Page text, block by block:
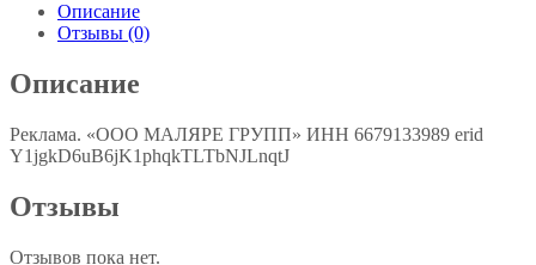
Описание
Отзывы (0)
Описание
Реклама. «ООО МАЛЯРЕ ГРУПП» ИНН 6679133989 erid
Y1jgkD6uB6jK1phqkTLTbNJLnqtJ
Отзывы
Отзывов пока нет.